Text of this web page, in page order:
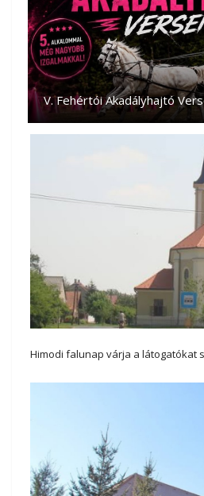
V. Fehértói Akadályhajtó
Himodi falunap várja a látogatókat